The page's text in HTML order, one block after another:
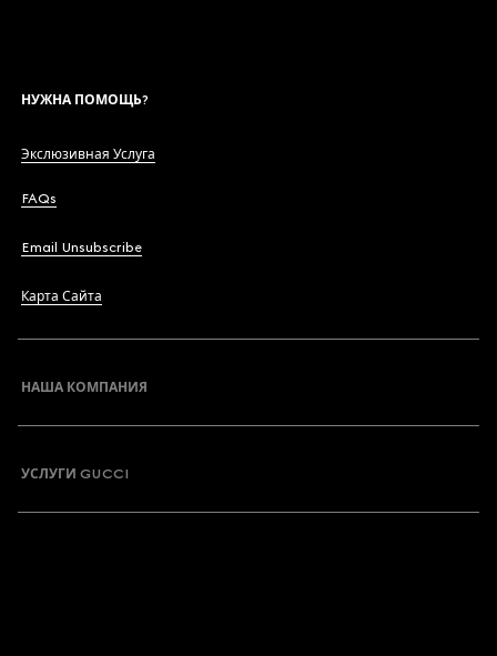
НУЖНА ПОМОЩЬ?
Экслюзивная Услуга
FAQs
Email Unsubscribe
Карта Сайта
НАША КОМПАНИЯ
УСЛУГИ GUCCI